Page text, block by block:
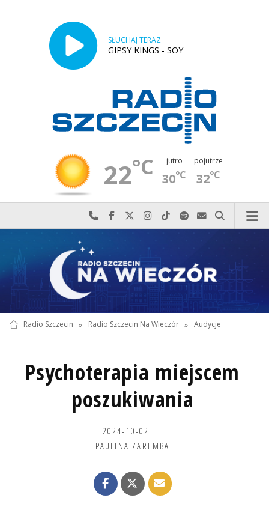
SŁUCHAJ TERAZ
GIPSY KINGS - SOY
22°C jutro
30°C
pojutrze
32°C
Najlepiej po prostu do nas zadzwoń
Odwiedź nas na Facebook-u
Odwiedź nas na X
Odwiedź nas na Instagram-ie
Odwiedź nas na TikTok-u
Szukaj nas na Spotify
Wyślij do nas
Szukaj
Radio Szczecin » Radio Szczecin Na Wieczór » Audycje
Psychoterapia miejscem
poszukiwania
2024-10-02
PAULINA ZAREMBA